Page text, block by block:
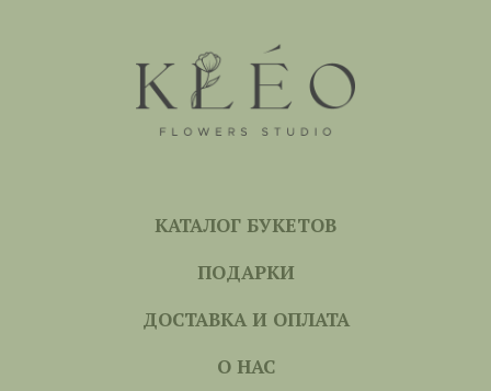
КАТАЛОГ БУКЕТОВ
ПОДАРКИ
ДОСТАВКА И ОПЛАТА
О НАС